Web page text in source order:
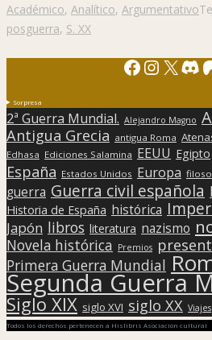
Académico, Analítico, Argumentativo
posguerra, S. XX
Facebook
X
Sorpresa
2ª Guerra Mundial. Alejandro Magno
Antigua Grecia antigua Roma
Edhasa Ediciones Salamina EEUU Egipto
España Estados Unidos Europa
guerra Guerra civil española
Historia de España histórica
Japón libros literatura nazismo
Novela histórica Premios
Primera Guerra Mundial
Segunda Guerra
Siglo XIX siglo XVI siglo XX Viajes
Todos los derechos pertenecen a Hislibris Asociación cultural